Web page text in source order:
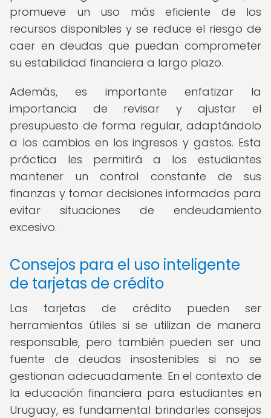
promueve un uso más eficiente de los
recursos disponibles y se reduce el riesgo de
caer en deudas que puedan comprometer
su estabilidad financiera a largo plazo.
Además, es importante enfatizar la
importancia de revisar y ajustar el
presupuesto de forma regular, adaptándolo
a los cambios en los ingresos y gastos. Esta
práctica les permitirá a los estudiantes
mantener un control constante de sus
finanzas y tomar decisiones informadas para
evitar situaciones de endeudamiento
excesivo.
Consejos para el uso inteligente
de tarjetas de crédito
Las tarjetas de crédito pueden ser
herramientas útiles si se utilizan de manera
responsable, pero también pueden ser una
fuente de deudas insostenibles si no se
gestionan adecuadamente. En el contexto de
la educación financiera para estudiantes en
Uruguay, es fundamental brindarles consejos